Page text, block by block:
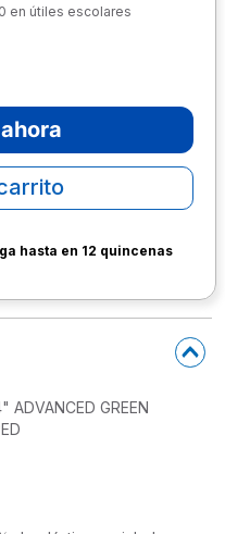
en útiles escolares
hasta en 12 quincenas
ADVANCED GREEN